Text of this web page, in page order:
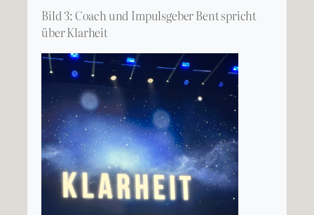
Bild 3: Coach und Impulsgeber Bent spricht
über Klarheit